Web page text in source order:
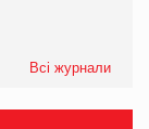
Всі журнали